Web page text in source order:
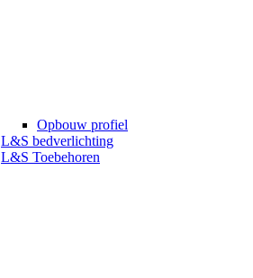
Opbouw profiel
L&S bedverlichting
L&S Toebehoren